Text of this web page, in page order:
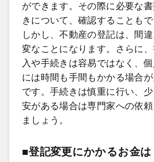
ができます。その際に必要な
きについて、確認することもで
しかし、不動産の登記は、間
変なことになります。さらに
入や手続きは容易ではなく、
には時間も手間もかかる場合が
です。手続きは慎重に行い、
安がある場合は専門家への依
ましょう。
■登記変更にかかるお金は